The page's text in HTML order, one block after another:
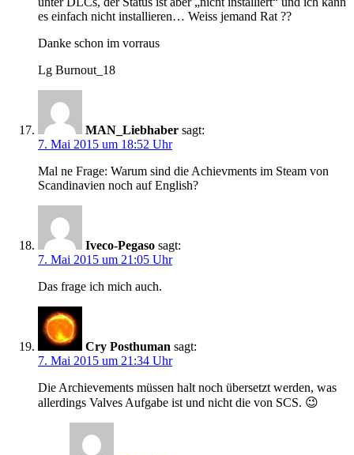
es einfach nicht installieren… Weiss jemand Rat ??
Danke schon im vorraus
Lg Burnout_18
MAN_Liebhaber sagt:
7. Mai 2015 um 18:52 Uhr
Mal ne Frage: Warum sind die Achievments im Steam von
Scandinavien noch auf English?
Iveco-Pegaso sagt:
7. Mai 2015 um 21:05 Uhr
Das frage ich mich auch.
Cry Posthuman sagt:
7. Mai 2015 um 21:34 Uhr
Die Archievements müssen halt noch übersetzt werden, was
allerdings Valves Aufgabe ist und nicht die von SCS. 😉